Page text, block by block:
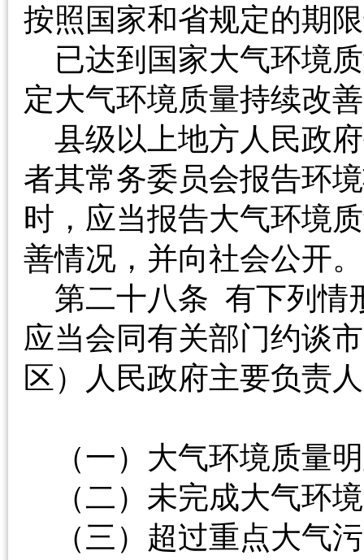
按照国家和省规定的
已达到国家大气环境
定大气环境质量持续
县级以上地方人民政
者其常务委员会报告环
时，应当报告大气环境
善情况，并向社会
第二十八条 有下列情
应当会同有关部门约谈
区）人民政府主要负责
（一）大气环境质
（二）未完成大气
（三）超过重点大气